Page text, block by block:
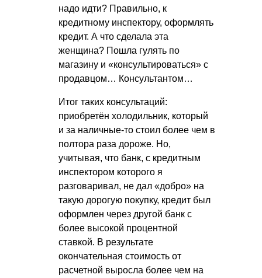
надо идти? Правильно, к
кредитному инспектору, оформлять
кредит. А что сделала эта
женщина? Пошла гулять по
магазину и «консультироваться» с
продавцом… Консультантом…
Итог таких консультаций:
приобретён холодильник, который
и за наличные-то стоил более чем в
полтора раза дороже. Но,
учитывая, что банк, с кредитным
инспектором которого я
разговаривал, не дал «добро» на
такую дорогую покупку, кредит был
оформлен через другой банк с
более высокой процентной
ставкой. В результате
окончательная стоимость от
расчетной выросла более чем на